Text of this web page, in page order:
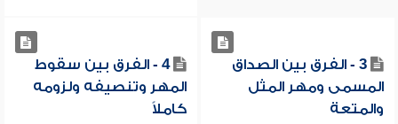
3 - الفرق بين الصداق
المسمى ومهر المثل
والمتعة
4 - الفرق بين سقوط
المهر وتنصيفه ولزومه
كاملاً